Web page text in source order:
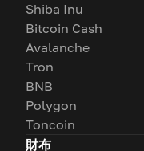
Shiba Inu
Bitcoin Cash
Avalanche
Tron
BNB
Polygon
Toncoin
財布